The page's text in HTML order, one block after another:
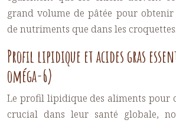
grand volume de pâtée pour
de nutriments que dans les croquettes.
Profil lipidique et acides gras
oméga-6)
Le profil lipidique des aliments pour
crucial dans leur santé globale,